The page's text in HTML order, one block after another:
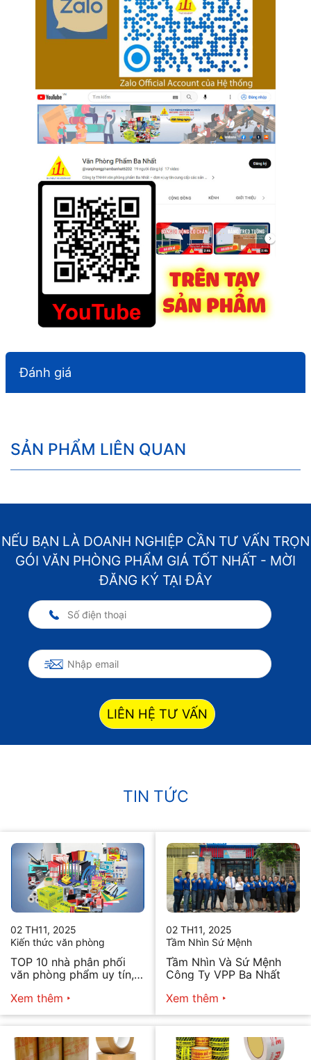
Đánh giá
SẢN PHẨM LIÊN QUAN
NẾU BẠN LÀ DOANH NGHIỆP CẦN TƯ VẤN TRỌN
GÓI VĂN PHÒNG PHẨM GIÁ TỐT NHẤT - MỜI
ĐĂNG KÝ TẠI ĐÂY
LIÊN HỆ TƯ VẤN
TIN TỨC
02 TH11, 2025
Kiến thức văn phòng
TOP 10 nhà phân phối
văn phòng phẩm uy tín,
Xem thêm
02 TH11, 2025
Tầm Nhìn Sứ Mệnh
Tầm Nhìn Và Sứ Mệnh
Công Ty VPP Ba Nhất
Xem thêm